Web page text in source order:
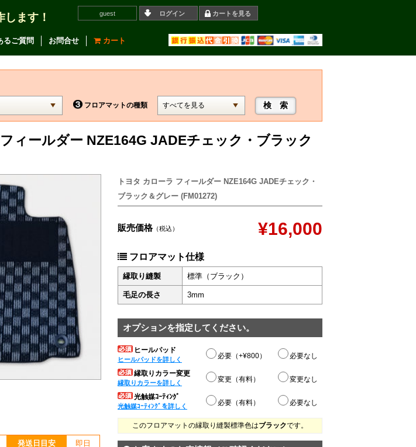
ます！ guest ログイン カートを見る
るご質問 お問合せ カート
フロアマットの種類
ィールダー NZE164G JADEチェック・ブラック
発送日目安 即日
トヨタ カローラ フィールダー NZE164G JADEチェック・
ブラック＆グレー (FM01272)
販売価格（税込） ¥16,000
フロアマット仕様
縁取り縫製 標準（ブラック）
毛足の長さ 3mm
オプションを指定してください。
ヒールパッド
ヒールパッドを詳しく 必要（+¥800） 必要なし
縁取りカラー変更
縁取りカラーを詳しく 変更（有料） 変更なし
光触媒ｺｰﾃｨﾝｸﾞ
光触媒ｺｰﾃｨﾝｸﾞを詳しく 必要（有料） 必要なし
このフロアマットの縁取り縫製標準色はブラックです。